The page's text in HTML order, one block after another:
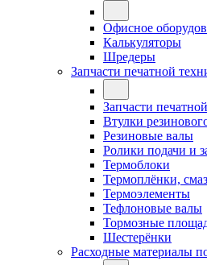
Офисное
Калькуляторы
Шредеры
Запчасти печатной
Запчасти
Втулки
Резиновые валы
Ролики подачи и
Термоблоки
Термоплёнки,
Термоэлементы
Тефлоновые валы
Тормозные
Шестерёнки
Расходные материалы